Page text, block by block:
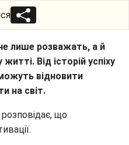
лише розважать, а й
Від історій успіху
відновити
на світ.
що